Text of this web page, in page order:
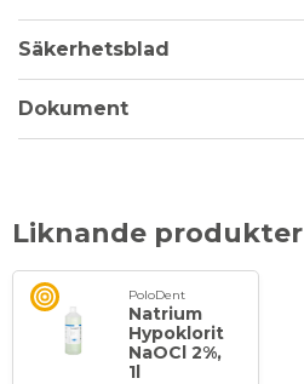
Säkerhetsblad
Dokument
Liknande produkter
PoloDent
Natrium
Hypoklorit
NaOCl 2%,
1l